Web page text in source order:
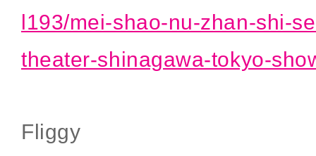
l193/mei-shao-nu-zhan-shi-
theater-shinagawa-tokyo-
Fliggy